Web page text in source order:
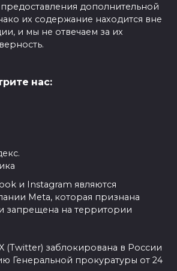
дополнительной
их содержание находится вне
и мы не отвечаем за их
нас:
и Instagram являются
Meta, которая признана
запрещена на территории
(Twitter) заблокирована в России
Генеральной прокуратуры от 24